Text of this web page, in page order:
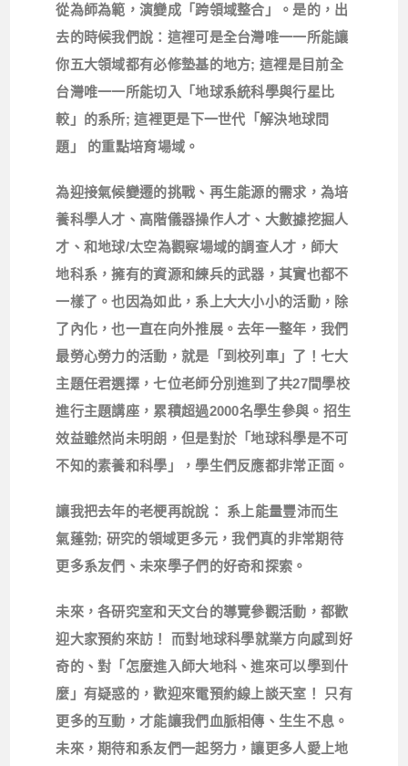
從為師為範，演變成「跨領域整合」。是的，出
去的時候我們說：這裡可是全台灣唯一一所能讓
你五大領域都有必修墊基的地方;這裡是目前全
台灣唯一一所能切入「地球系統科學與行星比
較」的系所;這裡更是下一世代「解決地球問
題」 的重點培育場域。
為迎接氣候變遷的挑戰、再生能源的需求，為培
養科學人才、高階儀器操作人才、大數據挖掘人
才、和地球/太空為觀察場域的調查人才，師大
地科系，擁有的資源和練兵的武器，其實也都不
一樣了。也因為如此，系上大大小小的活動，除
了內化，也一直在向外推展。去年一整年，我們
最勞心勞力的活動，就是「到校列車」了！七大
主題任君選擇，七位老師分別進到了共27間學校
進行主題講座，累積超過2000名學生參與。招生
效益雖然尚未明朗，但是對於「地球科學是不可
不知的素養和科學」，學生們反應都非常正面。
讓我把去年的老梗再說說 ： 系上能量豐沛而生
氣蓬勃; 研究的領域更多元，我們真的非常期待
更多系友們、未來學子們的好奇和探索。
未來，各研究室和天文台的導覽參觀活動，都歡
迎大家預約來訪！ 而對地球科學就業方向感到好
奇的、對「怎麼進入師大地科、進來可以學到什
麼」有疑惑的，歡迎來電預約線上談天室！ 只有
更多的互動，才能讓我們血脈相傳、生生不息。
未來，期待和系友們一起努力，讓更多人愛上地